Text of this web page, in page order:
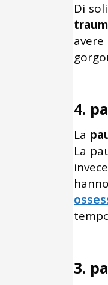
Di
4.
La
La
3.